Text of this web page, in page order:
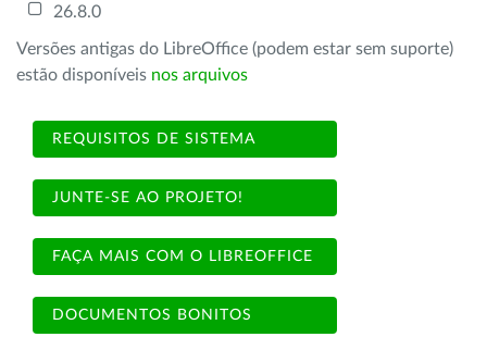
26.8.0
Versões antigas do LibreOffice (podem estar sem suporte)
estão disponíveis nos arquivos
REQUISITOS DE SISTEMA
JUNTE-SE AO PROJETO!
FAÇA MAIS COM O LIBREOFFICE
DOCUMENTOS BONITOS